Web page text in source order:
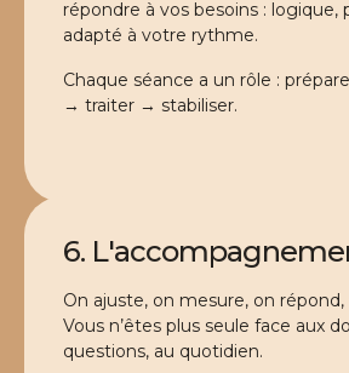
répondre à vos besoins : logique,
adapté à votre rythme.
Chaque séance a un rôle :
→ traiter → stabiliser.
6.
On ajuste, on mesure, on
Vous n’êtes plus seule face aux
questions, au quotidien.